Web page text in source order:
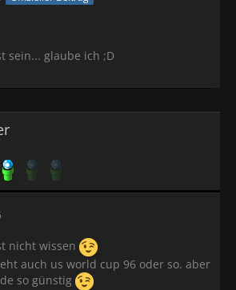
sein... glaube ich ;D
nicht wissen
auch us world cup 96 oder so. aber
so günstig